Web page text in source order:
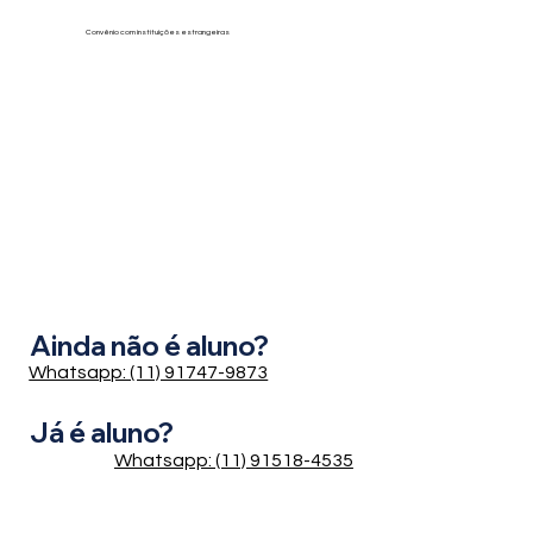
Convênio com instituições estrangeiras
Ainda não é aluno?
Já é aluno?
Whatsapp: (11) 91747-9873
Whatsapp: (11) 91518-4535